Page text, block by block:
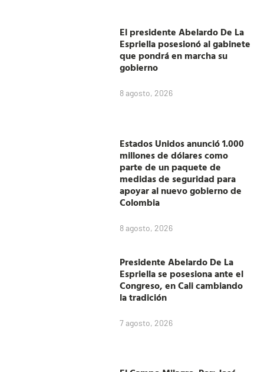
El presidente Abelardo De La
Espriella posesionó al gabinete
que pondrá en marcha su
gobierno
8 agosto, 2026
Estados Unidos anunció 1.000
millones de dólares como
parte de un paquete de
medidas de seguridad para
apoyar al nuevo gobierno de
Colombia
8 agosto, 2026
Presidente Abelardo De La
Espriella se posesiona ante el
Congreso, en Cali cambiando
la tradición
7 agosto, 2026